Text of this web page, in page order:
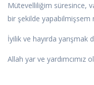
Mütevelliliğim süresince,
bir şekilde yapabilmişsem
İyilik ve hayırda yarışmak
Allah yar ve yardımcımız